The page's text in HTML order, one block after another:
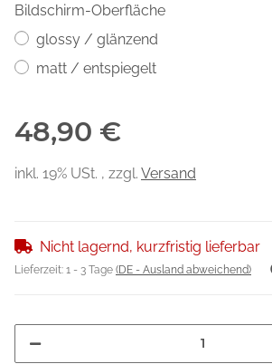
Bildschirm-Oberfläche
glossy / glänzend
matt / entspiegelt
48,90 €
inkl. 19% USt. , zzgl. Versand
Nicht lagernd, kurzfristig lieferbar
Lieferzeit: 1 - 3 Tage (DE - Ausland abweichend)